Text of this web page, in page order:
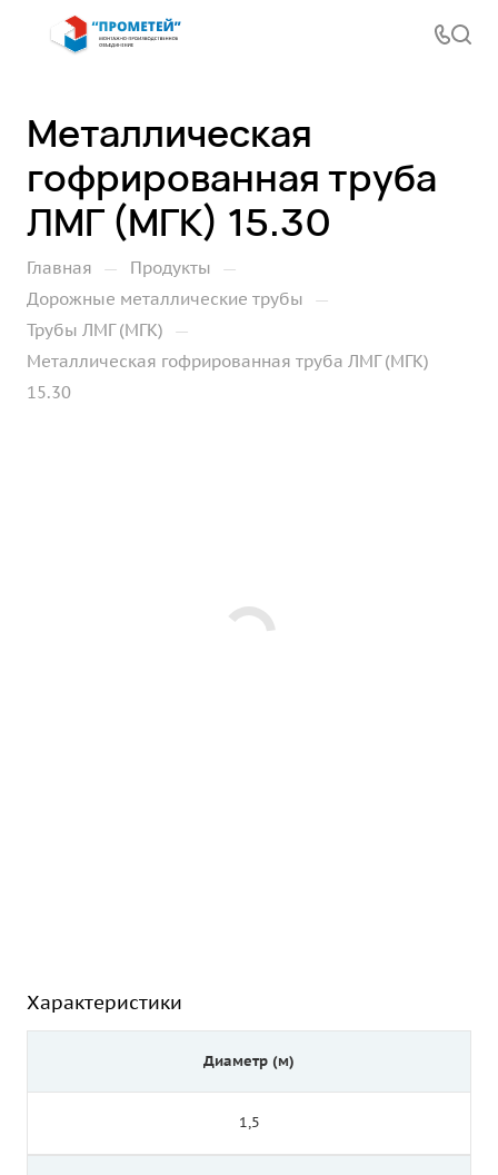
Металлическая
гофрированная труба
ЛМГ (МГК) 15.30
Главная — Продукты —
Дорожные металлические трубы —
Трубы ЛМГ (МГК) —
Металлическая гофрированная труба ЛМГ (МГК)
15.30
Характеристики
Диаметр (м)
1,5